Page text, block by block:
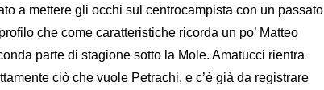
a mettere gli occhi sul centrocampista con un passato
che come caratteristiche ricorda un po’ Matteo
parte di stagione sotto la Mole. Amatucci rientra
ciò che vuole Petrachi, e c’è già da registrare